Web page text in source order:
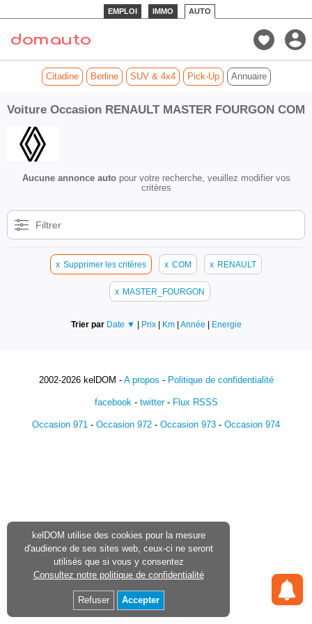
EMPLOI IMMO AUTO
Citadine Berline SUV & 4x4 Pick-Up Annuaire
Voiture Occasion RENAULT MASTER FOURGON COM
Aucune annonce autopour votre recherche, veuillez modifier vos
critères
Filtrer
x Supprimer les critères x COM x RENAULT
x MASTER_FOURGON
Trier par Date ▼ | Prix | Km | Année | Energie
2002-2026 kelDOM - A propos - Politique de confidentialité
facebook- twitter- Flux RSSS
Occasion 971 - Occasion 972 - Occasion 973 - Occasion 974
kelDOM utilise des cookies pour la mesure
d'audience de ses sites web, ceux-ci ne seront
utilisés que si vous y consentez
Consultez notre politique de confidentialité
Refuser Accepter